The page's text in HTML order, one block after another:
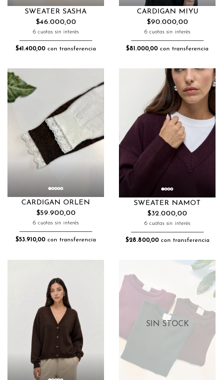
SWEATER SASHA
$46.000,00
6 cuotas sin interés
$41.400,00 con transferencia
CARDIGAN MIYU
$90.000,00
6 cuotas sin interés
$81.000,00 con transferencia
CARDIGAN ORLEN
$59.900,00
6 cuotas sin interés
$53.910,00 con transferencia
SWEATER NAMOT
$32.000,00
6 cuotas sin interés
$28.800,00con transferencia
SIN STOCK